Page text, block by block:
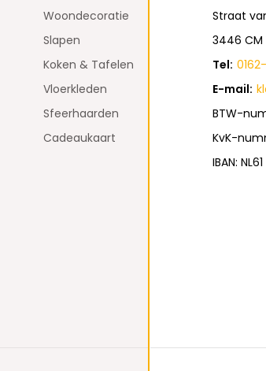
Woondecoratie
Slapen
Koken & Tafelen
Vloerkleden
Sfeerhaarden
Cadeaukaart
Straat
3446
Tel:
E-mail:
BTW-
KvK-
IBAN: